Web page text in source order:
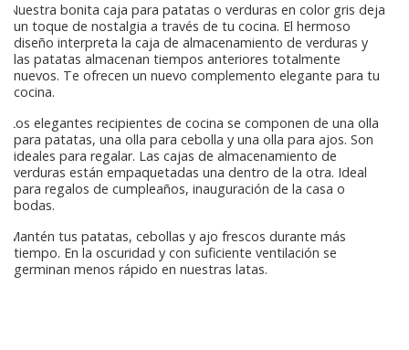
Nuestra bonita caja para patatas o verduras en color gris deja
un toque de nostalgia a través de tu cocina. El hermoso
diseño interpreta la caja de almacenamiento de verduras y
las patatas almacenan tiempos anteriores totalmente
nuevos. Te ofrecen un nuevo complemento elegante para tu
cocina.
Los elegantes recipientes de cocina se componen de una olla
para patatas, una olla para cebolla y una olla para ajos. Son
ideales para regalar. Las cajas de almacenamiento de
verduras están empaquetadas una dentro de la otra. Ideal
para regalos de cumpleaños, inauguración de la casa o
bodas.
Mantén tus patatas, cebollas y ajo frescos durante más
tiempo. En la oscuridad y con suficiente ventilación se
germinan menos rápido en nuestras latas.